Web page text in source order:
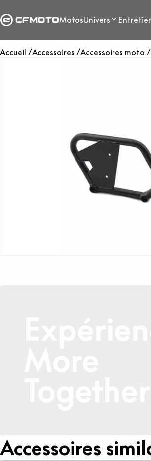
MotosUnivers
Accueil Accessoires Accessoires moto
Accessoires